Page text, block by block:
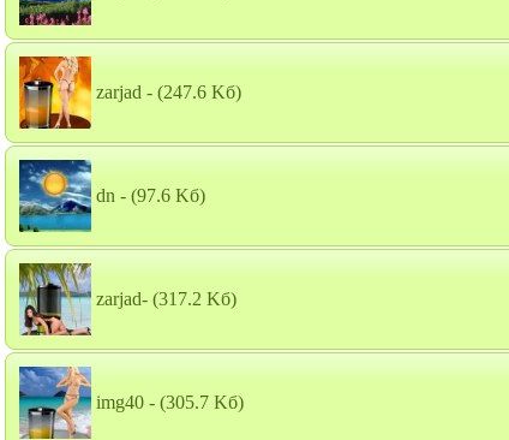
zarjad - (247.6 Kб)
dn - (97.6 Kб)
zarjad- (317.2 Kб)
img40 - (305.7 Kб)